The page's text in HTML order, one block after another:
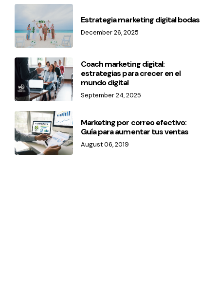
Estrategia marketing digital bodas
December 26, 2025
Coach marketing digital:
estrategias para crecer en el
mundo digital
September 24, 2025
Marketing por correo efectivo:
Guía para aumentar tus ventas
August 06, 2019